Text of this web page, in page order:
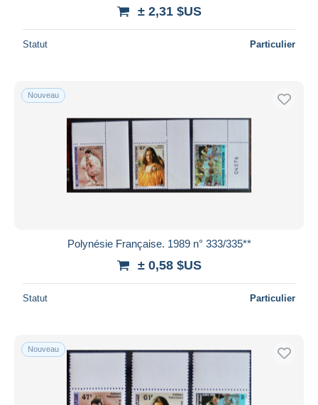
± 2,31 $US
Statut Particulier
Nouveau
Polynésie Française. 1989 n° 333/335**
± 0,58 $US
Statut Particulier
Nouveau